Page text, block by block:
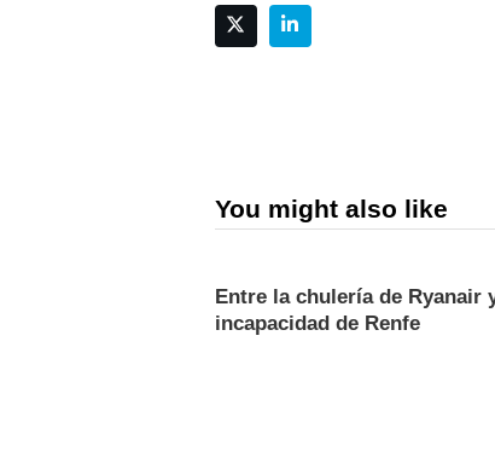
You might also like
Entre la chulería de Ryanair
incapacidad de Renfe